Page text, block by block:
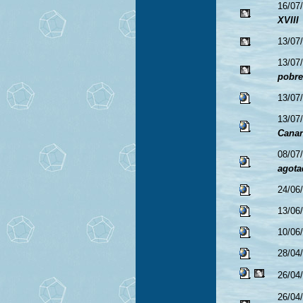
16/
XVIII
13/
13/
pobre
13/
13/
08/
24/
13/
10/
28/
26/
26/